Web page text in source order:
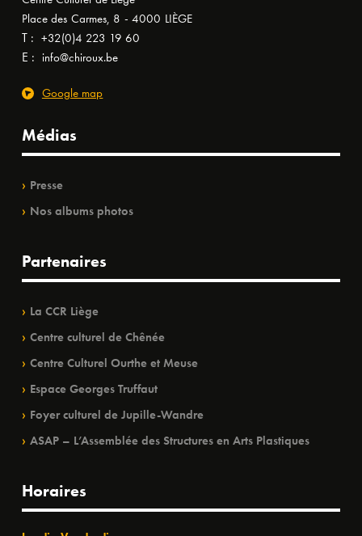
Place des Carmes, 8 - 4000 LIÈGE
T : +32(0)4 223 19 60
E : info@chiroux.be
Google map
Médias
Presse
Nos albums photos
Partenaires
La CCR Liège
Centre culturel de Chênée
Centre Culturel Ourthe et Meuse
Espace Georges Truffaut
Foyer culturel de Jupille-Wandre
ASAP – L’Assemblée des Structures en Arts Plastiques
Horaires